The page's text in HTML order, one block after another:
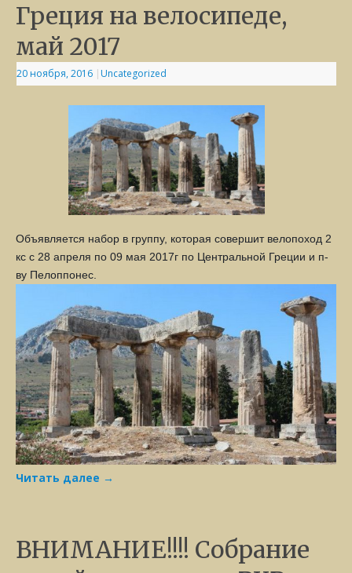
Греция на велосипеде,
май 2017
20 ноября, 2016 | Uncategorized
Объявляется набор в группу, которая совершит велопоход 2
кс с 28 апреля по 09 мая 2017г по Центральной Греции и п-
ву Пелоппонес.
Читать далее →
ВНИМАНИЕ!!!! Собрание